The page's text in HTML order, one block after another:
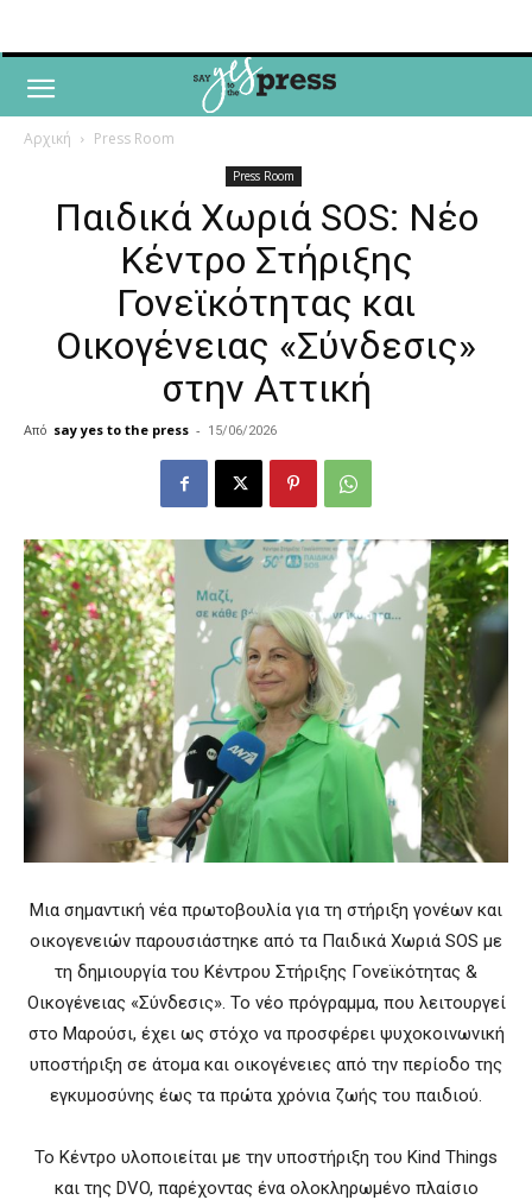
Αρχική Press Room
Press Room
Παιδικά Χωριά SOS: Νέο
Κέντρο Στήριξης
Γονεϊκότητας και
Οικογένειας «Σύνδεσις»
στην Αττική
Από say yes to the press - 15/06/2026
Μια σημαντική νέα πρωτοβουλία για τη στήριξη γονέων και
οικογενειών παρουσιάστηκε από τα Παιδικά Χωριά SOS με
τη δημιουργία του Κέντρου Στήριξης Γονεϊκότητας &
Οικογένειας «Σύνδεσις». Το νέο πρόγραμμα, που λειτουργεί
στο Μαρούσι, έχει ως στόχο να προσφέρει ψυχοκοινωνική
υποστήριξη σε άτομα και οικογένειες από την περίοδο της
εγκυμοσύνης έως τα πρώτα χρόνια ζωής του παιδιού.
Το Κέντρο υλοποιείται με την υποστήριξη του Kind Things
και της DVO, παρέχοντας ένα ολοκληρωμένο πλαίσιο